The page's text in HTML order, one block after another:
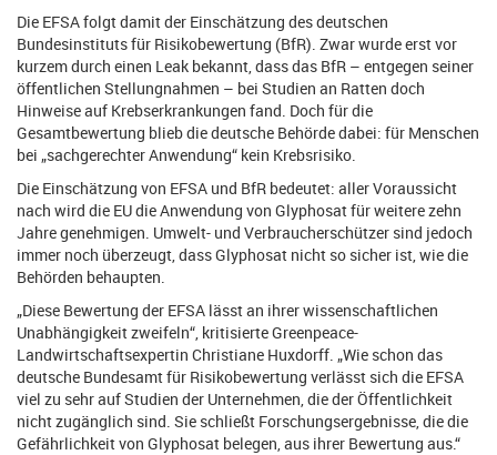
Die EFSA folgt damit der Einschätzung des deutschen
Bundesinstituts für Risikobewertung (BfR). Zwar wurde erst vor
kurzem durch einen Leak bekannt, dass das BfR – entgegen seiner
öffentlichen Stellungnahmen – bei Studien an Ratten doch
Hinweise auf Krebserkrankungen fand. Doch für die
Gesamtbewertung blieb die deutsche Behörde dabei: für Menschen
bei „sachgerechter Anwendung“ kein Krebsrisiko.
Die Einschätzung von EFSA und BfR bedeutet: aller Voraussicht
nach wird die EU die Anwendung von Glyphosat für weitere zehn
Jahre genehmigen. Umwelt- und Verbraucherschützer sind jedoch
immer noch überzeugt, dass Glyphosat nicht so sicher ist, wie die
Behörden behaupten.
„Diese Bewertung der EFSA lässt an ihrer wissenschaftlichen
Unabhängigkeit zweifeln“, kritisierte Greenpeace-
Landwirtschaftsexpertin Christiane Huxdorff. „Wie schon das
deutsche Bundesamt für Risikobewertung verlässt sich die EFSA
viel zu sehr auf Studien der Unternehmen, die der Öffentlichkeit
nicht zugänglich sind. Sie schließt Forschungsergebnisse, die die
Gefährlichkeit von Glyphosat belegen, aus ihrer Bewertung aus.“